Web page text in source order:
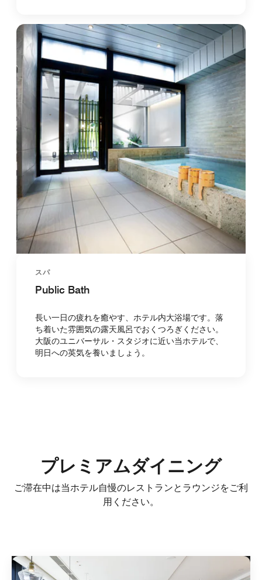
スパ
Public Bath
長い一日の疲れを癒やす、ホテル内大浴場です。落
ち着いた雰囲気の露天風呂でおくつろぎください。
大阪のユニバーサル・スタジオに近い当ホテルで、
明日への英気を養いましょう。
プレミアムダイニング
ご滞在中は当ホテル自慢のレストランとラウンジをご利
用ください。